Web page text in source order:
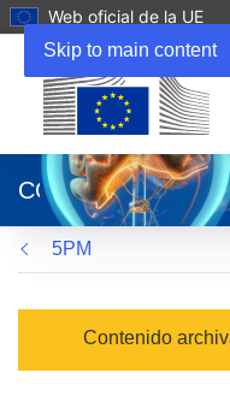
Skip to main content
Web oficial de la UE
abrirá
en
una
nueva
ventana)
CORDIS
5PM
Contenido